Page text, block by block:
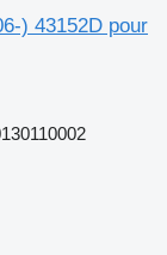
) 43152D pour